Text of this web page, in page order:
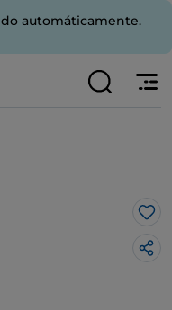
automáticamente.
Me